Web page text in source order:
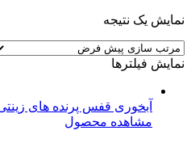
نمایش یک نتیجه
نمایش فیلترها
آبخوری قفس پرنده های
مشاهده محصول